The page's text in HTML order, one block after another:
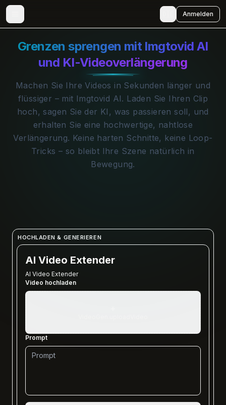
Anmelden
Grenzen sprengen mit Imgtovid AI
und KI-Videoverlängerung
Machen Sie Ihre Videos in Sekunden länger und
flüssiger – mit Imgtovid AI. Laden Sie Ihren Clip
hoch, sagen Sie der KI, was passieren soll, und
erhalten Sie eine hochwertige, nahtlose
Verlängerung. Keine harten Schnitte, keine Loop-
Tricks – so bleibt Ihre Szene natürlich in
Bewegung.
HOCHLADEN & GENERIEREN
AI Video Extender
AI Video Extender
Video hochladen
Prompt